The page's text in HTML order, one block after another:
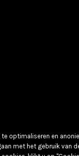
optimaliseren en
met het gebruik van